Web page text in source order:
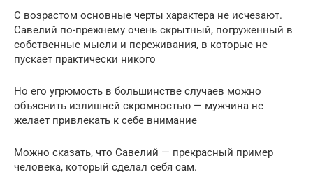
С возрастом основные черты характера не исчезают.
Савелий по-прежнему очень скрытный, погруженный в
собственные мысли и переживания, в которые не
пускает практически никого
Но его угрюмость в большинстве случаев можно
объяснить излишней скромностью — мужчина не
желает привлекать к себе внимание
Можно сказать, что Савелий — прекрасный пример
человека, который сделал себя сам.